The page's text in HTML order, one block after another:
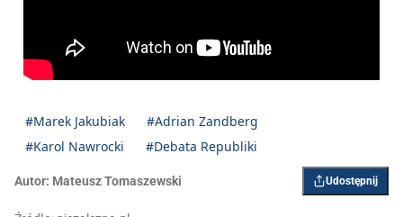
#Marek Jakubiak
#Adrian Zandberg
#Karol Nawrocki
#Debata Republiki
Autor: Mateusz Tomaszewski Udostępnij